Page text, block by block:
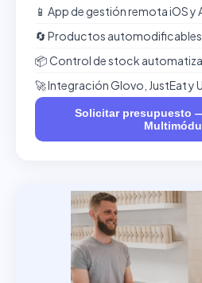
📱 App de gestión remota iOS y
🔄 Productos automodificables
📦 Control de stock
🚀 Integración Glovo, JustEat y
Solicitar presupuesto